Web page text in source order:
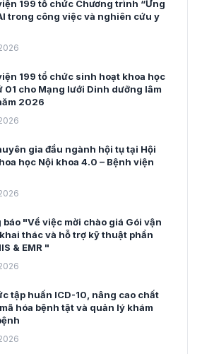
199 tổ chức Chương trình “Ứng
trong công việc và nghiên cứu y
199 tổ chức sinh hoạt khoa học
01 cho Mạng lưới Dinh dưỡng lâm
2026
gia đầu ngành hội tụ tại Hội
học Nội khoa 4.0 – Bệnh viện
báo "Về việc mời chào giá Gói vận
thác và hỗ trợ kỹ thuật phần
& EMR "
tập huấn ICD-10, nâng cao chất
hóa bệnh tật và quản lý khám